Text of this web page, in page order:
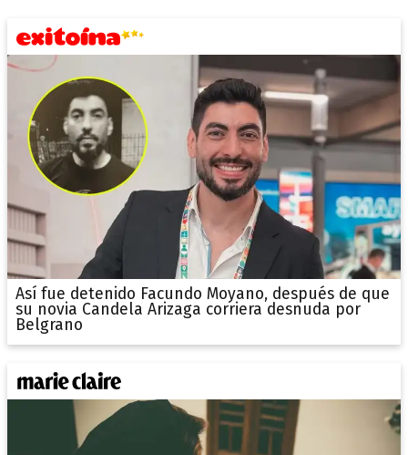
Así fue detenido Facundo Moyano, después de que
su novia Candela Arizaga corriera desnuda por
Belgrano